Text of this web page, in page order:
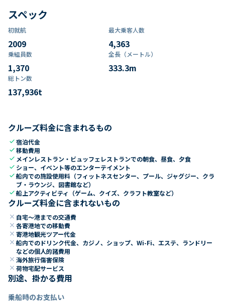
スペック
初就航
2009
最大乗客人数
4,363
乗組員数​
1,370
全長（メートル）
333.3m
総トン数​
137,936t
クルーズ料金に含まれるもの
check宿泊代金
check移動費用
check メインレストラン・ビュッフェレストランでの朝食、昼食、夕食
check ショー、イベント等のエンターテイメント
check船内での施設使用料（フィットネスセンター、プール、ジャグジー、クラ
ブ・ラウンジ、図書館など）
check船上アクティビティ（ゲーム、クイズ、クラフト教室など）
クルーズ料金に含まれないもの
close 自宅～港までの交通費
close 各寄港地での移動費
close 寄港地観光ツアー代金
close 船内でのドリンク代金、カジノ、ショップ、Wi-Fi、エステ、ランドリー
などの個人的諸費用
close 海外旅行傷害保険
close 荷物宅配サービス
別途、掛かる費用
乗船時のお支払い